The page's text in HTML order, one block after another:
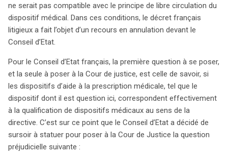
ne serait pas compatible avec le principe de libre circulation du
dispositif médical. Dans ces conditions, le décret français
litigieux a fait l’objet d’un recours en annulation devant le
Conseil d’Etat.
Pour le Conseil d’Etat français, la première question à se poser,
et la seule à poser à la Cour de justice, est celle de savoir, si
les dispositifs d’aide à la prescription médicale, tel que le
dispositif dont il est question ici, correspondent effectivement
à la qualification de dispositifs médicaux au sens de la
directive. C’est sur ce point que le Conseil d’Etat a décidé de
sursoir à statuer pour poser à la Cour de Justice la question
préjudicielle suivante :